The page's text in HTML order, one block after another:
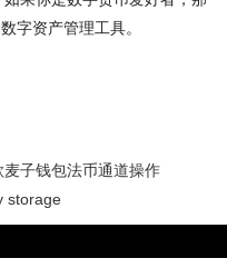
字资产管理工具。
子钱包法币通道操作
storage